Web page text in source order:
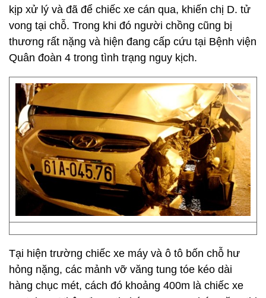
kịp xử lý và đã để chiếc xe cán qua, khiến chị D. tử
vong tại chỗ. Trong khi đó người chồng cũng bị
thương rất nặng và hiện đang cấp cứu tại Bệnh viện
Quân đoàn 4 trong tình trạng nguy kịch.
Tại hiện trường chiếc xe máy và ô tô bốn chỗ hư
hỏng nặng, các mảnh vỡ văng tung tóe kéo dài
hàng chục mét, cách đó khoảng 400m là chiếc xe